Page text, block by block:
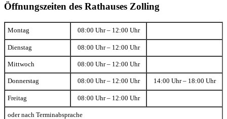
Öffnungszeiten des Rathauses Zolling
Montag 08:00 Uhr – 12:00 Uhr
Dienstag 08:00 Uhr – 12:00 Uhr
Mittwoch 08:00 Uhr – 12:00 Uhr
Donnerstag 08:00 Uhr – 12:00 Uhr 14:00 Uhr – 18:00 Uhr
Freitag 08:00 Uhr – 12:00 Uhr
oder nach Terminabsprache